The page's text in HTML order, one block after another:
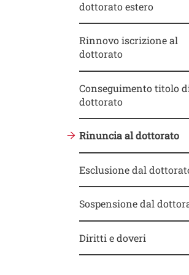
dottorato estero
Rinnovo iscrizione al
dottorato
Conseguimento titolo
dottorato
Rinuncia al dottorato
Esclusione dal
Sospensione dal
Diritti e doveri